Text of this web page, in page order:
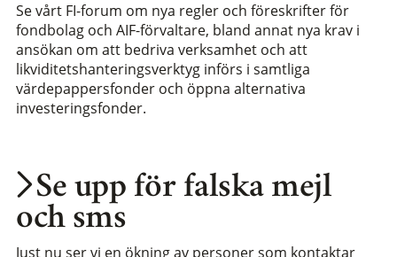
Se upp för falska mejl
och sms
Just nu ser vi en ökning av personer som kontaktar
Se vårt FI-forum om nya regler och föreskrifter för
fondbolag och AIF-förvaltare, bland annat nya krav i
ansökan om att bedriva verksamhet och att
likviditetshanteringsverktyg införs i samtliga
värdepappersfonder och öppna alternativa
investeringsfonder.